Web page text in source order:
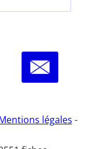
légales -